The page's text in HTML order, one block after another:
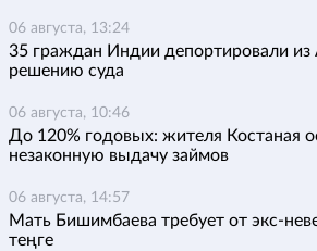
06 августа, 13:24
35 граждан Индии депортировали
решению суда
06 августа, 10:46
До 120% годовых: жителя Костаная
незаконную выдачу займов
06 августа, 14:57
Мать Бишимбаева требует от экс-
теңге